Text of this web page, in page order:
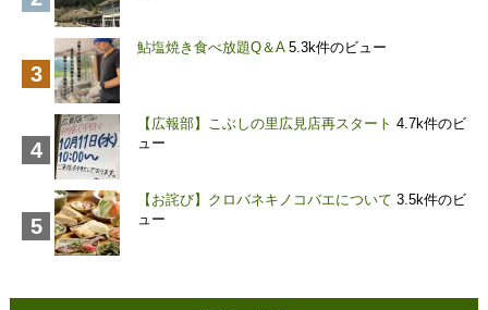
鮎塩焼き食べ放題Q＆A 5.3k件のビュー
【広報部】こぶしの里広見店再スタート 4.7k件のビ
ュー
【お詫び】クロバネキノコバエについて 3.5k件のビ
ュー